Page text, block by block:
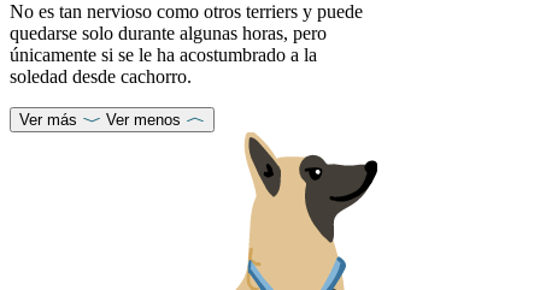
No es tan nervioso como otros terriers y puede
quedarse solo durante algunas horas, pero
únicamente si se le ha acostumbrado a la
soledad desde cachorro.
Ver más Ver menos